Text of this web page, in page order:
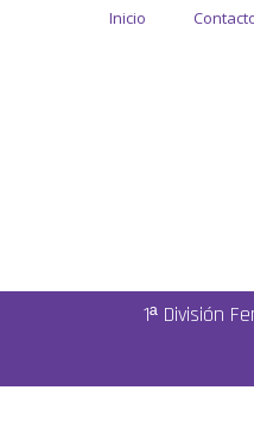
Inicio
1ª División